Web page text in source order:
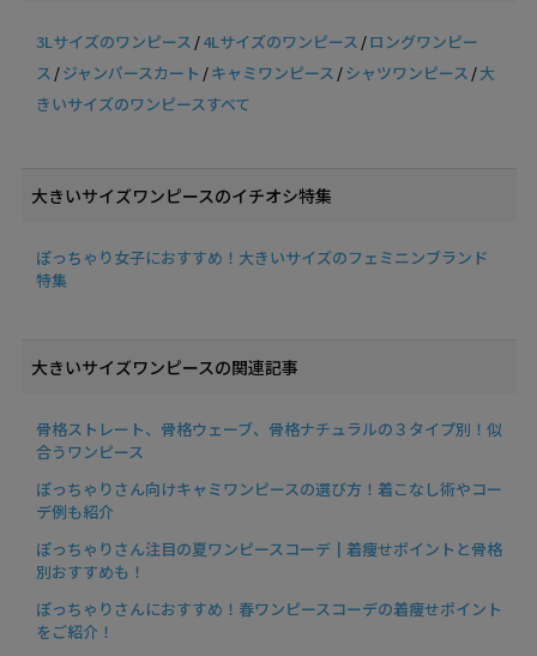
3Lサイズのワンピース 4Lサイズのワンピース ロングワンピー
ス ジャンパースカート キャミワンピース シャツワンピース 大
きいサイズのワンピースすべて
大きいサイズワンピースのイチオシ特集
ぽっちゃり女子におすすめ！大きいサイズのフェミニンブランド
特集
大きいサイズワンピースの関連記事
骨格ストレート、骨格ウェーブ、骨格ナチュラルの３タイプ別！似
合うワンピース
ぽっちゃりさん向けキャミワンピースの選び方！着こなし術やコー
デ例も紹介
ぽっちゃりさん注目の夏ワンピースコーデ┃着痩せポイントと骨格
別おすすめも！
ぽっちゃりさんにおすすめ！春ワンピースコーデの着痩せポイント
をご紹介！